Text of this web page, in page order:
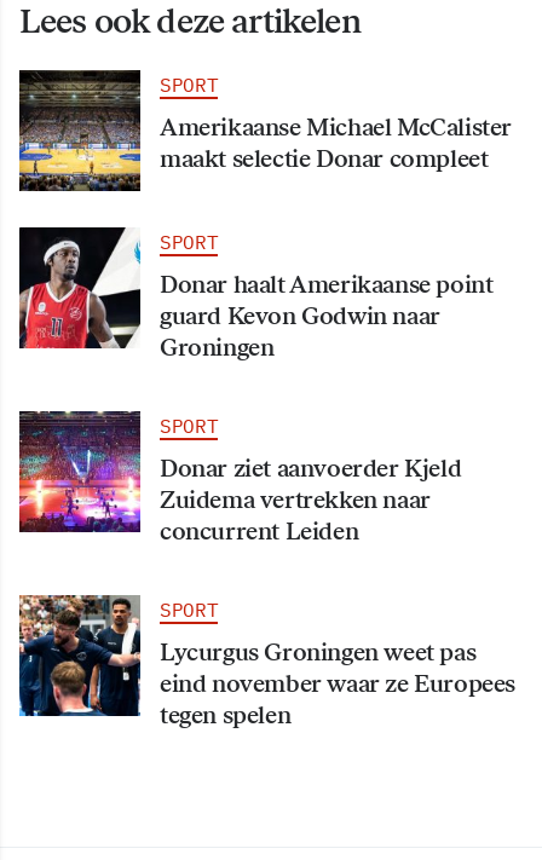
Lees ook deze artikelen
SPORT
Amerikaanse Michael McCalister
maakt selectie Donar compleet
SPORT
Donar haalt Amerikaanse point
guard Kevon Godwin naar
Groningen
SPORT
Donar ziet aanvoerder Kjeld
Zuidema vertrekken naar
concurrent Leiden
SPORT
Lycurgus Groningen weet pas
eind november waar ze Europees
tegen spelen